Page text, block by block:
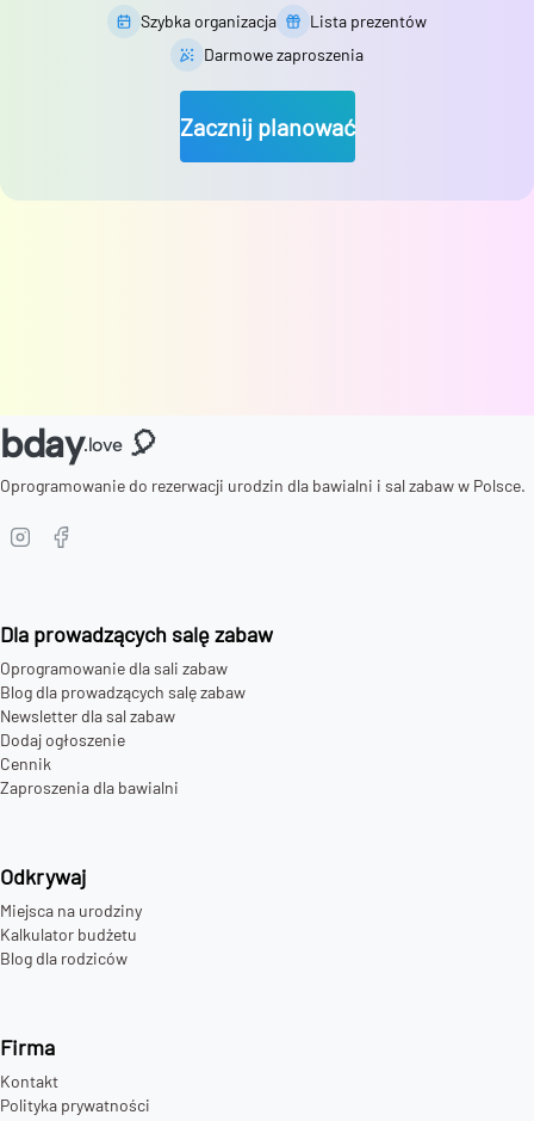
Szybka organizacja
Lista prezentów
Darmowe zaproszenia
Zacznij planować
bday.love 🎈
Oprogramowanie do rezerwacji urodzin dla bawialni i sal zabaw w Polsce.
Dla prowadzących salę zabaw
Oprogramowanie dla sali zabaw
Blog dla prowadzących salę zabaw
Newsletter dla sal zabaw
Dodaj ogłoszenie
Cennik
Zaproszenia dla bawialni
Odkrywaj
Miejsca na urodziny
Kalkulator budżetu
Blog dla rodziców
Firma
Kontakt
Polityka prywatności